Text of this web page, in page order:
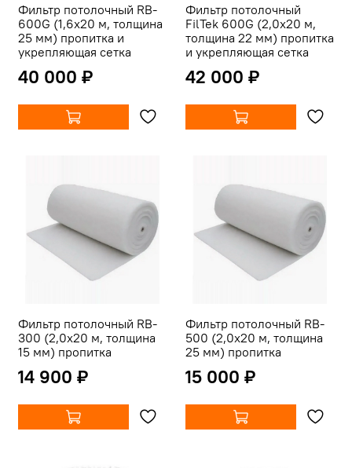
Фильтр потолочный RB-
600G (1,6х20 м, толщина
25 мм) пропитка и
укрепляющая сетка
40 000 ₽
Фильтр потолочный
FilTek 600G (2,0х20 м,
толщина 22 мм) пропитка
и укрепляющая сетка
42 000 ₽
Фильтр потолочный RB-
300 (2,0х20 м, толщина
15 мм) пропитка
14 900 ₽
Фильтр потолочный RB-
500 (2,0х20 м, толщина
25 мм) пропитка
15 000 ₽